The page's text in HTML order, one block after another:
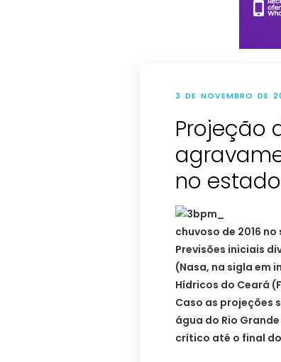
3 DE NOVEMBRO DE
Projeção
no estado
chuvoso de 2016
Previsões iniciais
(Nasa, na sigla em
Hídricos do Ceará
Caso as projeções
água do Rio
crítico até o final